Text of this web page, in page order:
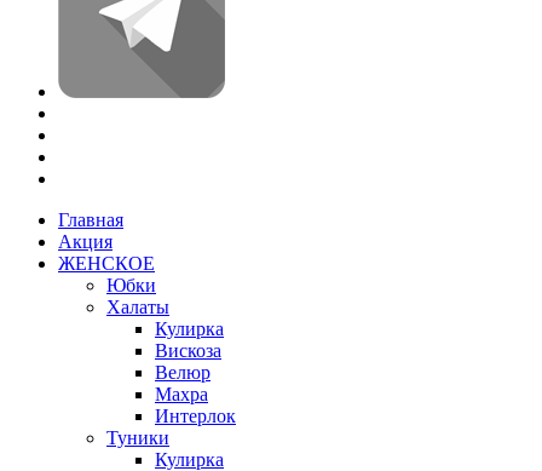
Главная
Акция
ЖЕНСКОЕ
Юбки
Халаты
Кулирка
Вискоза
Велюр
Махра
Интерлок
Туники
Кулирка